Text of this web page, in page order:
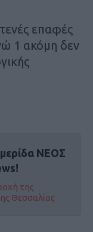
επαφές
1 ακόμη δεν
ΝΕΟΣ
της
Θεσσαλίας